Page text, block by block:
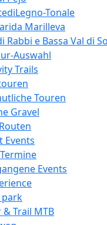
Tonale
Marilleva
Rabbi e Bassa Val di
Auswahl
Trails
Touren
Gravel
Events
Events
park
& Trail MTB